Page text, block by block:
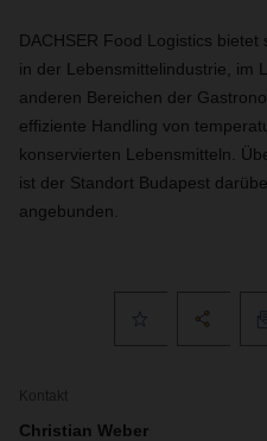
DACHSER Food Logistics
in der Lebensmittelindustrie, im
anderen Bereichen der
effiziente Handling von
konservierten Lebensmitteln.
ist der Standort Budapest
angebunden.
Kontakt
Christian Weber